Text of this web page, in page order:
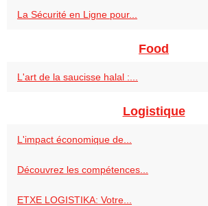
La Sécurité en Ligne pour...
Food
L'art de la saucisse halal :...
Logistique
L'impact économique de...
Découvrez les compétences...
ETXE LOGISTIKA: Votre...